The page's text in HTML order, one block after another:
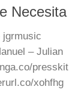
Necesita
jgrmusic
– Julian
presskit
xohfhg